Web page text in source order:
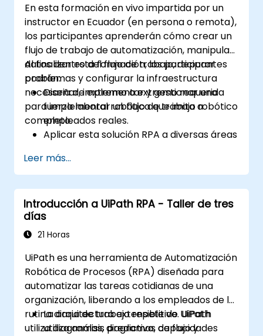
En esta formación en vivo impartida por un
instructor en Ecuador (en persona o remota),
los participantes aprenderán cómo crear un
flujo de trabajo de automatización, manipular
datos dentro del flujo de trabajo, depurar
problemas y configurar la infraestructura
necesaria de extremo a extremo requerida
para implementar un flujo de trabajo robótico
completo.
Al finalizar esta formación, los participantes
podrán:
Diseñar, implementar y gestionar una
fuerza laboral robótica que imita a
empleados reales.
Aplicar esta solución RPA a diversas áreas
software y seguros.
Leer más...
Introducción a UiPath RPA - Taller de tres
días
21 Horas
UiPath es una herramienta de Automatización
Robótica de Procesos (RPA) diseñada para
automatizar las tareas cotidianas de una
organización, liberando a los empleados de la
rutina diaria de trabajo repetitivo. UiPath
utiliza diagramas, diagramas de flujo y
La arquitectura extensible de UiPath
utiliza análisis predictivo, capacidades